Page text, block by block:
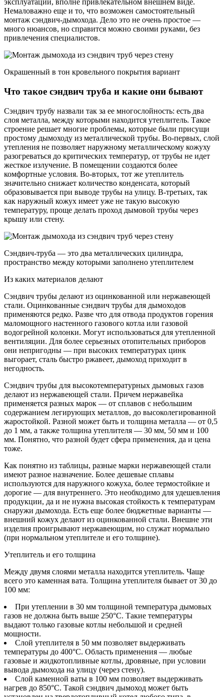
эксплуатации, вполне привлекательном внешнем виде.
Немаловажно еще и то, что возможен самостоятельный
монтаж сэндвич-дымохода. Дело это не очень простое —
много нюансов, но справится можно своими руками, без
привлечения специалистов.
Окрашенный в тон кровельного покрытия вариант
Что такое сэндвич труба и какие они бывают
Сэндвич трубу назвали так за ее многослойность: есть два
слоя металла, между которыми находится утеплитель. Такое
строение решает многие проблемы, которые были присущи
простому дымоходу из металлической трубы. Во-первых, слой
утепления не позволяет наружному металлическому кожуху
разогреваться до критических температур, от трубы не идет
жесткое излучение. В помещении создаются более
комфортные условия. Во-вторых, тот же утеплитель
значительно снижает количество конденсата, который
образовывается при выводе трубы на улицу. В-третьих, так
как наружный кожух имеет уже не такую высокую
температуру, проще делать проход дымовой трубы через
крышу или стену.
Сэндвич-труба — это два металлических цилиндра,
пространство между которыми заполнено утеплителем
Из каких материалов делают
Сэндвич трубы делают из оцинкованной или нержавеющей
стали. Оцинкованные сэндвич трубы для дымоходов
применяются редко. Разве что для отвода продуктов горения
маломощного настенного газового котла или газовой
водогрейной колонки. Могут использоваться для утепленной
вентиляции. Для более серьезных отопительных приборов
они непригодны — при высоких температурах цинк
выгорает, сталь быстро ржавеет, дымоход приходит в
негодность.
Сэндвич трубы для высокотемпературных дымовых газов
делают из нержавеющей стали. Причем нержавейка
применяется разных марок — от сплавов с небольшим
содержанием легирующих металлов, до высоколегированной
жаростойкой. Разной может быть и толщина металла — от 0,5
до 1 мм, а также толщина утеплителя — 30 мм, 50 мм и 100
мм. Понятно, что разной будет сфера применения, да и цена
тоже.
Как понятно из таблицы, разные марки нержавеющей стали
имеют разное назначение. Более дешевые сплавы
используются для наружного кожуха, более термостойкие и
дорогие — для внутреннего. Это необходимо для удешевления
продукции, да и не нужна высокая стойкость к температурам
снаружи дымохода. Есть еще более бюджетные варианты —
внешний кожух делают из оцинкованной стали. Внешне эти
изделия проигрывают нержавеющим, но служат нормально
(при нормальном утеплителе и его толщине).
Утеплитель и его толщина
Между двумя слоями металла находится утеплитель. Чаще
всего это каменная вата. Толщина утеплителя бывает от 30 до
100 мм:
При утеплении в 30 мм толщиной температура дымовых
газов не должна быть выше 250°C. Такие температуры
выдают только газовые котлы небольшой и средней
мощности.
Слой утеплителя в 50 мм позволяет выдерживать
температуры до 400°C. Область применения — любые
газовые и жидкотопливные котлы, дровяные, при условии
вывода дымохода на улицу (через стену).
Слой каменной ваты в 100 мм позволяет выдерживать
нагрев до 850°C. Такой сэндвич дымоход может быть